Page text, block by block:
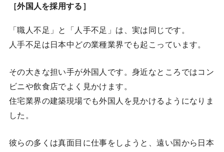
［外国人を採用する］
「職人不足」と「人手不足」は、実は同じです。
人手不足は日本中どの業種業界でも起こっています。
その大きな担い手が外国人です。身近なところではコン
ビニや飲食店でよく見かけます。
住宅業界の建築現場でも外国人を見かけるようになりま
した。
彼らの多くは真面目に仕事をしようと、遠い国から日本